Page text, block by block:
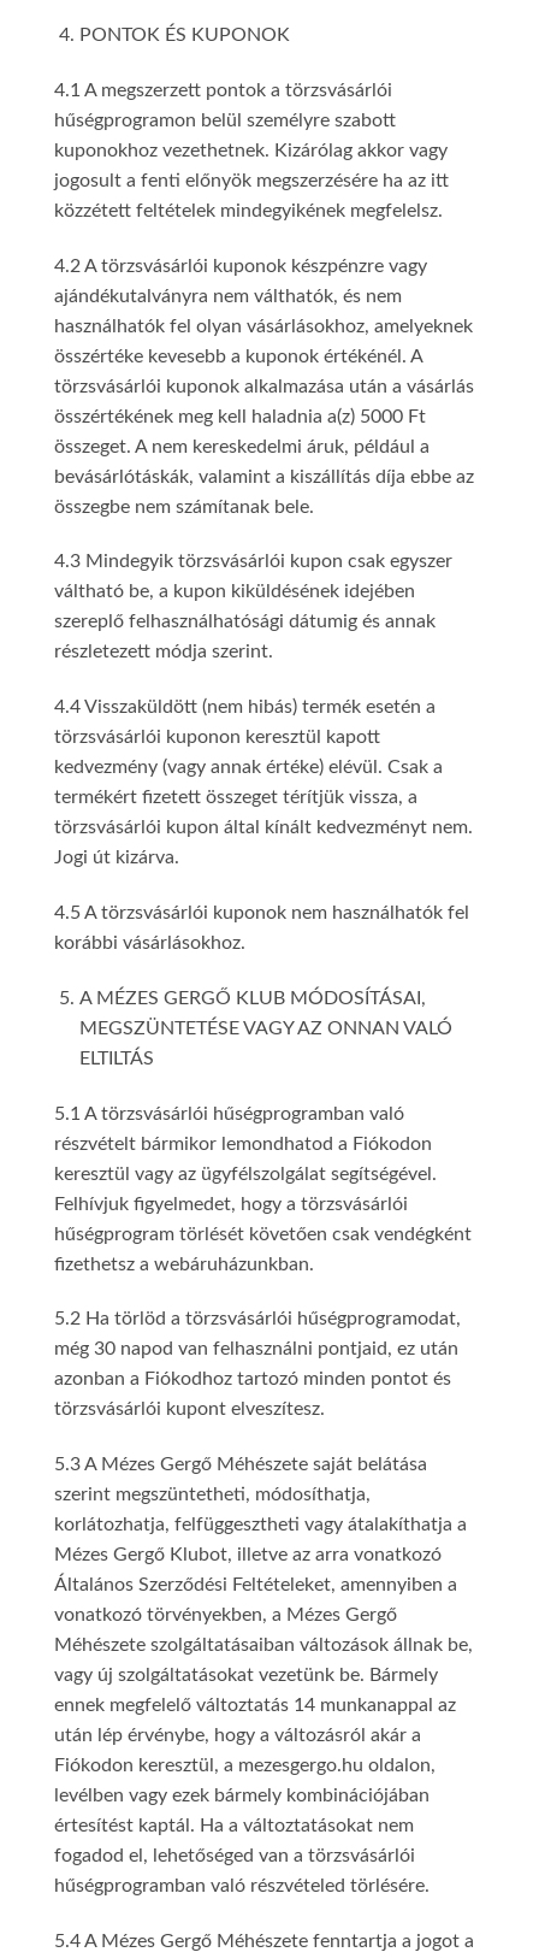
PONTOK ÉS KUPONOK
4.1 A megszerzett pontok a törzsvásárlói
hűségprogramon belül személyre szabott
kuponokhoz vezethetnek. Kizárólag akkor vagy
jogosult a fenti előnyök megszerzésére ha az itt
közzétett feltételek mindegyikének megfelelsz.
4.2 A törzsvásárlói kuponok készpénzre vagy
ajándékutalványra nem válthatók, és nem
használhatók fel olyan vásárlásokhoz, amelyeknek
összértéke kevesebb a kuponok értékénél. A
törzsvásárlói kuponok alkalmazása után a vásárlás
összértékének meg kell haladnia a(z) 5000 Ft
összeget. A nem kereskedelmi áruk, például a
bevásárlótáskák, valamint a kiszállítás díja ebbe az
összegbe nem számítanak bele.
4.3 Mindegyik törzsvásárlói kupon csak egyszer
váltható be, a kupon kiküldésének idejében
szereplő felhasználhatósági dátumig és annak
részletezett módja szerint.
4.4 Visszaküldött (nem hibás) termék esetén a
törzsvásárlói kuponon keresztül kapott
kedvezmény (vagy annak értéke) elévül. Csak a
termékért fizetett összeget térítjük vissza, a
törzsvásárlói kupon által kínált kedvezményt nem.
Jogi út kizárva.
4.5 A törzsvásárlói kuponok nem használhatók fel
korábbi vásárlásokhoz.
A MÉZES GERGŐ KLUB MÓDOSÍTÁSAI,
MEGSZÜNTETÉSE VAGY AZ ONNAN VALÓ
ELTILTÁS
5.1 A törzsvásárlói hűségprogramban való
részvételt bármikor lemondhatod a Fiókodon
keresztül vagy az ügyfélszolgálat segítségével.
Felhívjuk figyelmedet, hogy a törzsvásárlói
hűségprogram törlését követően csak vendégként
fizethetsz a webáruházunkban.
5.2 Ha törlöd a törzsvásárlói hűségprogramodat,
még 30 napod van felhasználni pontjaid, ez után
azonban a Fiókodhoz tartozó minden pontot és
törzsvásárlói kupont elveszítesz.
5.3 A Mézes Gergő Méhészete saját belátása
szerint megszüntetheti, módosíthatja,
korlátozhatja, felfüggesztheti vagy átalakíthatja a
Mézes Gergő Klubot, illetve az arra vonatkozó
Általános Szerződési Feltételeket, amennyiben a
vonatkozó törvényekben, a Mézes Gergő
Méhészete szolgáltatásaiban változások állnak be,
vagy új szolgáltatásokat vezetünk be. Bármely
ennek megfelelő változtatás 14 munkanappal az
után lép érvénybe, hogy a változásról akár a
Fiókodon keresztül, a mezesgergo.hu oldalon,
levélben vagy ezek bármely kombinációjában
értesítést kaptál. Ha a változtatásokat nem
fogadod el, lehetőséged van a törzsvásárlói
hűségprogramban való részvételed törlésére.
5.4 A Mézes Gergő Méhészete fenntartja a jogot a